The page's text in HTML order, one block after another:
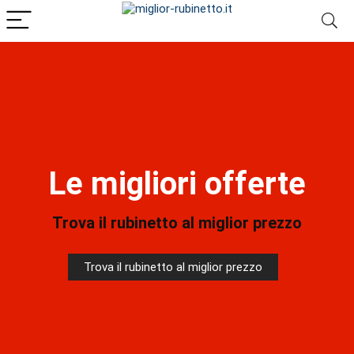
Le migliori offerte
Trova il rubinetto al miglior prezzo
Trova il rubinetto al miglior prezzo